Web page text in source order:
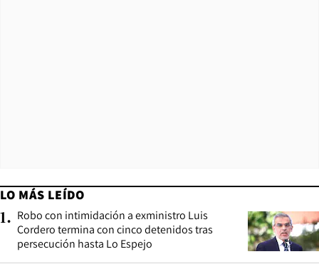
LO MÁS LEÍDO
1. Robo con intimidación a exministro Luis
Cordero termina con cinco detenidos tras
persecución hasta Lo Espejo